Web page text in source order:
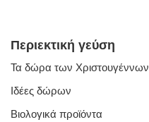
Περιεκτική γεύση
Τα δώρα των Χριστουγέννων
Ιδέες δώρων
Βιολογικά προϊόντα